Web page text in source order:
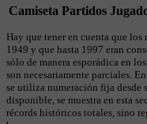
Camiseta Partidos
Hay que tener en cuenta que los
1949 y que hasta 1997 eran
sólo de manera esporádica en
son necesariamente parciales.
se utiliza numeración fija desde
disponible, se muestra en esta
récords históricos totales, sino